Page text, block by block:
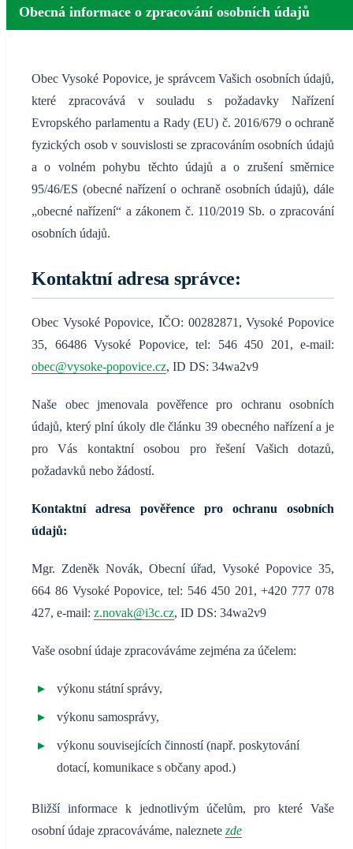
Obecná informace o zpracování osobních údajů
Obec Vysoké Popovice, je správcem Vašich osobních údajů,
které zpracovává v souladu s požadavky Nařízení
Evropského parlamentu a Rady (EU) č. 2016/679 o ochraně
fyzických osob v souvislosti se zpracováním osobních údajů
a o volném pohybu těchto údajů a o zrušení směrnice
95/46/ES (obecné nařízení o ochraně osobních údajů), dále
„obecné nařízení“ a zákonem č. 110/2019 Sb. o zpracování
osobních údajů.
Kontaktní adresa správce:
Obec Vysoké Popovice, IČO: 00282871, Vysoké Popovice
35, 66486 Vysoké Popovice, tel: 546 450 201, e-mail:
obec@vysoke-popovice.cz, ID DS: 34wa2v9
Naše obec jmenovala pověřence pro ochranu osobních
údajů, který plní úkoly dle článku 39 obecného nařízení a je
pro Vás kontaktní osobou pro řešení Vašich dotazů,
požadavků nebo žádostí.
Kontaktní adresa pověřence pro ochranu osobních
údajů:
Mgr. Zdeněk Novák, Obecní úřad, Vysoké Popovice 35,
664 86 Vysoké Popovice, tel: 546 450 201, +420 777 078
427, e-mail: z.novak@i3c.cz, ID DS: 34wa2v9
Vaše osobní údaje zpracováváme zejména za účelem:
výkonu státní správy,
výkonu samosprávy,
výkonu souvisejících činností (např. poskytování
dotací, komunikace s občany apod.)
Bližší informace k jednotlivým účelům, pro které Vaše
osobní údaje zpracováváme, naleznete zde